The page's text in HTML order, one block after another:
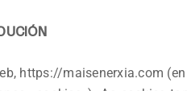
https://maisenerxia.com